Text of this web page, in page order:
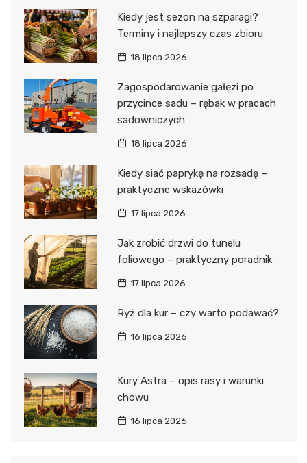
Kiedy jest sezon na szparagi?
Terminy i najlepszy czas zbioru
18 lipca 2026
Zagospodarowanie gałęzi po
przycince sadu – rębak w pracach
sadowniczych
18 lipca 2026
Kiedy siać paprykę na rozsadę –
praktyczne wskazówki
17 lipca 2026
Jak zrobić drzwi do tunelu
foliowego – praktyczny poradnik
17 lipca 2026
Ryż dla kur – czy warto podawać?
16 lipca 2026
Kury Astra – opis rasy i warunki
chowu
16 lipca 2026